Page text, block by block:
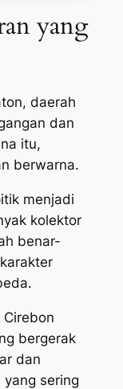
yang
daerah
dan
itu,
berwarna.
menjadi
kolektor
benar-
bergerak
dan
sering